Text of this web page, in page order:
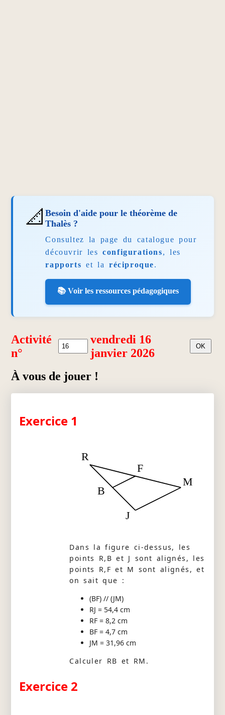
📐Besoin d'aide pour le théorème de
Thalès ?
Consultez la page du catalogue pour
découvrir lesconfigurations, les
rapports et laréciproque.
📚 Voir les ressources pédagogiques
Activité
n°
vendredi 16
janvier 2026
À vous de jouer !
Exercice 1
M
R
J
B
F
Dans la figure ci-dessus, les
points R,B et J sont alignés, les
points R,F et M sont alignés, et
on sait que :
(BF) // (JM)
RJ = 54,4 cm
RF = 8,2 cm
BF = 4,7 cm
JM = 31,96 cm
Calculer RB et RM.
Exercice 2